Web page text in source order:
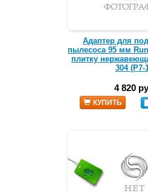
Адаптер для
пылесоса 95 мм
плитку
304 (Р7-
4 820
КУПИТЬ